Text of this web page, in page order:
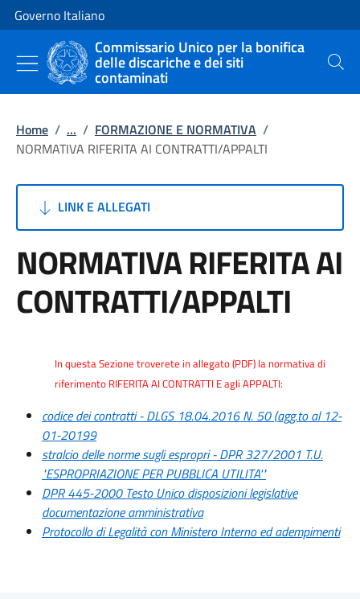
Vai al contenuto
Vai alla navigazione del sito
Governo Italiano
Commissario Unico per la bonifica
delle discariche e dei siti
contaminati Cerca
Home / ... / FORMAZIONE E NORMATIVA /
NORMATIVA RIFERITA AI CONTRATTI/APPALTI
LINK E ALLEGATI
NORMATIVA RIFERITA AI
CONTRATTI/APPALTI
In questa Sezione troverete in allegato (PDF) la normativa di
riferimento RIFERITA AI CONTRATTI E agli APPALTI:
codice dei contratti - DLGS 18.04.2016 N. 50 (agg.to al 12-
01-20199
stralcio delle norme sugli espropri - DPR 327/2001 T.U.
"ESPROPRIAZIONE PER PUBBLICA UTILITA'"
DPR 445-2000 Testo Unico disposizioni legislative
documentazione amministrativa
Protocollo di Legalità con Ministero Interno ed adempimenti